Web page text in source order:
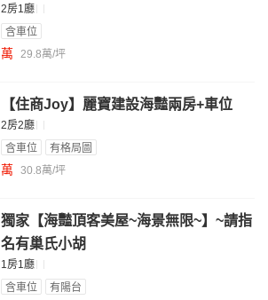
2房1廳
含車位
萬 29.8萬/坪
【住商Joy】麗寶建設海豔兩房+車位
2房2廳
含車位
有格局圖
萬 30.8萬/坪
獨家【海豔頂客美屋~海景無限~】~請指
名有巢氏小胡
1房1廳
含車位
有陽台